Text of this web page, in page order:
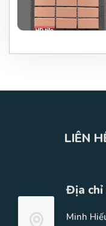
LIÊN
Địa chỉ
Minh